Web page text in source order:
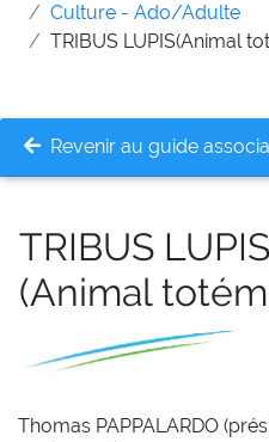
Culture - Ado/Adulte
TRIBUS LUPIS(Animal
Revenir au guide
TRIBUS LUPIS
(Animal
Thomas PAPPALARDO